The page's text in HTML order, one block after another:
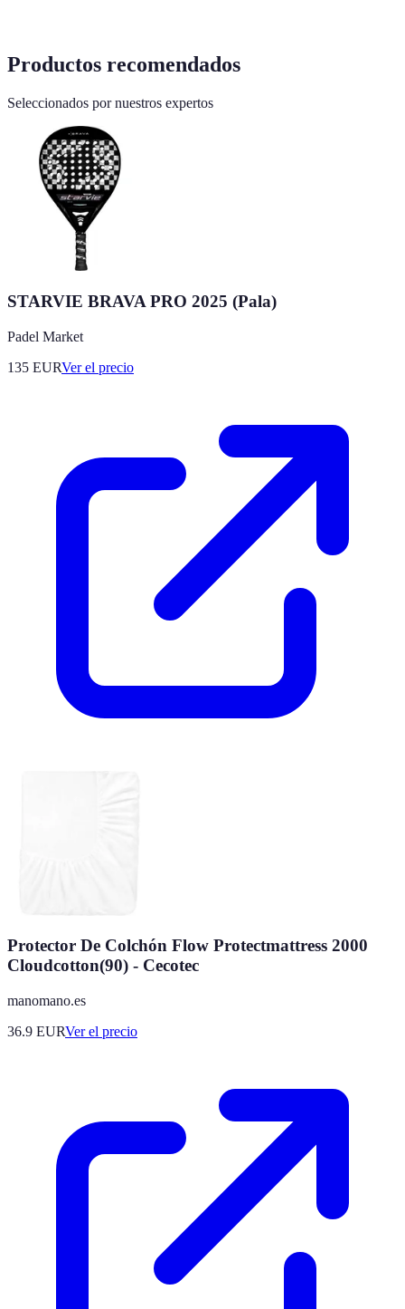
Productos recomendados
Seleccionados por nuestros expertos
STARVIE BRAVA PRO 2025 (Pala)
Padel Market
135 EURVer el precio
Protector De Colchón Flow Protectmattress 2000
Cloudcotton(90) - Cecotec
manomano.es
36.9 EURVer el precio